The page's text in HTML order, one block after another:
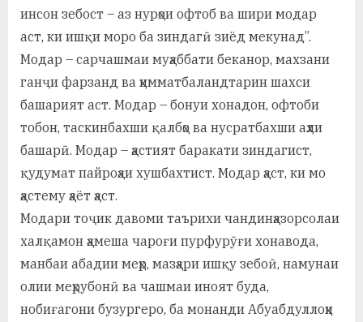
в
инсон зебост – аз нурҳои офтоб ва шири модар
аст, ки ишқи моро ба зиндагӣ зиёд мекунад”.
Модар – сарчашмаи муҳаббати беканор, махзани
ганҷи фарзанд ва ҳимматбаландтарин шахси
башарият аст. Модар – бонуи хонадон, офтоби
тобон, таскинбахши қалбҳо ва нусратбахши аҳли
башарӣ. Модар – ҳастият баракати зиндагист,
қудумат пайроҳаи хушбахтист. Модар ҳаст, ки мо
ҳастему ҳаёт ҳаст.
Модари тоҷик давоми таърихи чандинҳазорсолаи
халқамон ҳамеша чароғи пурфурӯғи хонавода,
манбаи абадии меҳр, мазҳари ишқу зебоӣ, намунаи
олии меҳрубонӣ ва чашмаи иноят буда,
нобиғагони бузургеро, ба монанди Абуабдуллоҳи